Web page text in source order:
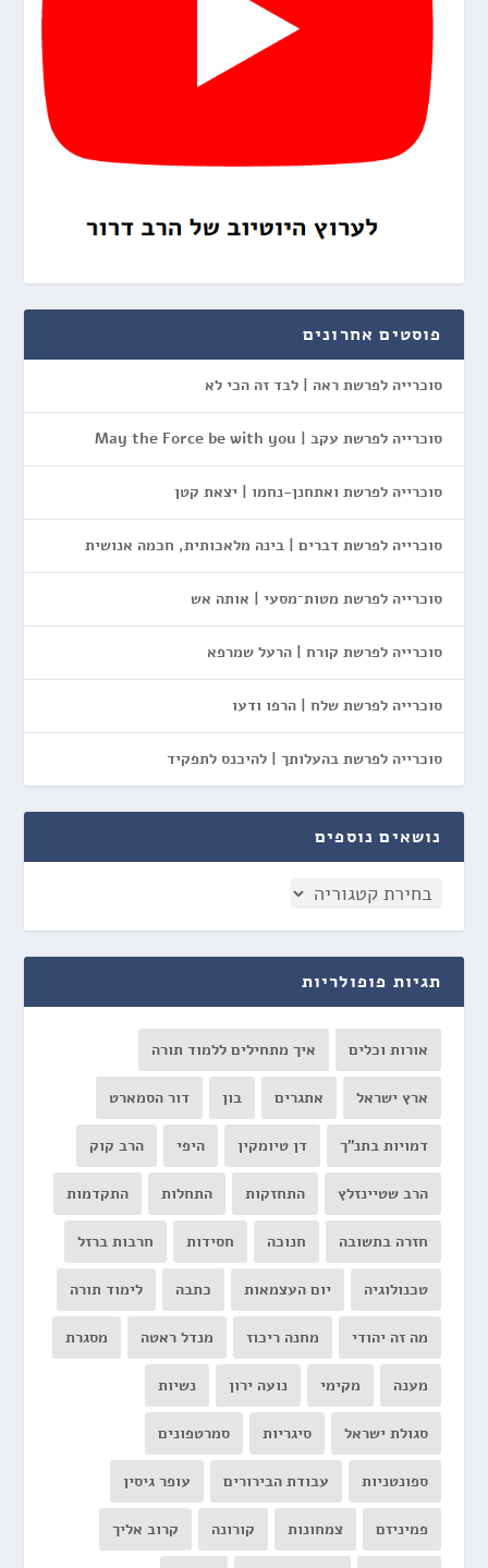
פוסטים אחרונים
סוכרייה לפרשת ראה | לבד זה הכי לא
סוכרייה לפרשת עקב | May the Force be with you
סוכרייה לפרשת ואתחנן-נחמו | יצאת קטן
סוכרייה לפרשת דברים | בינה מלאכותית, חכמה אנושית
סוכרייה לפרשת מטות־מסעי | אותה אש
סוכרייה לפרשת קורח | הרעל שמרפא
סוכרייה לפרשת שלח | הרפו ודעו
סוכרייה לפרשת בהעלותך | להיכנס לתפקיד
נושאים נוספים
תגיות פופולריות
אורות וכלים איך מתחילים ללמוד תורה
ארץ ישראל אתגרים בון דור הסמארט
דמויות בתנ"ך דן טיומקין היפי הרב קוק
הרב שטיינזלץ התחזקות התחלות התקדמות
חזרה בתשובה חנוכה חסידות חרבות ברזל
טכנולוגיה יום העצמאות כתבה לימוד תורה
מה זה יהודי מחנה ריכוז מנדל ראטה מסגרת
מענה מקימי נועה ירון נשיות
סגולת ישראל סיגריות סמרטפונים
ספונטניות עבודת הבירורים עופר גיסין
פמיניזם צמחונות קורונה קרוב אליך